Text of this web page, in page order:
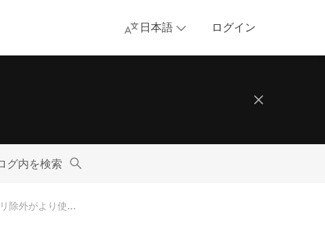
日本語 ログイン
グ内を検索
【AdGuard VPN for Windows v1.1】QUIC対応, アプリ除外がより使いやすく